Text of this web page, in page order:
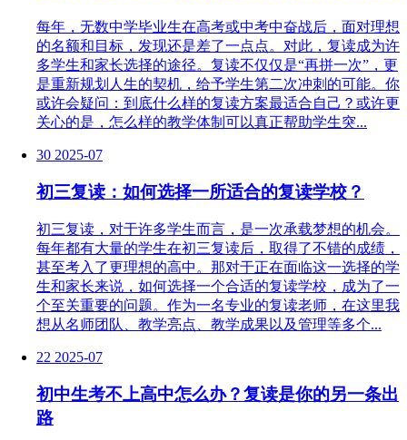
每年，无数中学毕业生在高考或中考中奋战后，面对理想
的名额和目标，发现还是差了一点点。对此，复读成为许
多学生和家长选择的途径。复读不仅仅是“再拼一次”，更
是重新规划人生的契机，给予学生第二次冲刺的可能。你
或许会疑问：到底什么样的复读方案最适合自己？或许更
关心的是，怎么样的教学体制可以真正帮助学生突...
30 2025-07
初三复读：如何选择一所适合的复读学校？
初三复读，对于许多学生而言，是一次承载梦想的机会。
每年都有大量的学生在初三复读后，取得了不错的成绩，
甚至考入了更理想的高中。那对于正在面临这一选择的学
生和家长来说，如何选择一个合适的复读学校，成为了一
个至关重要的问题。作为一名专业的复读老师，在这里我
想从名师团队、教学亮点、教学成果以及管理等多个...
22 2025-07
初中生考不上高中怎么办？复读是你的另一条出
路